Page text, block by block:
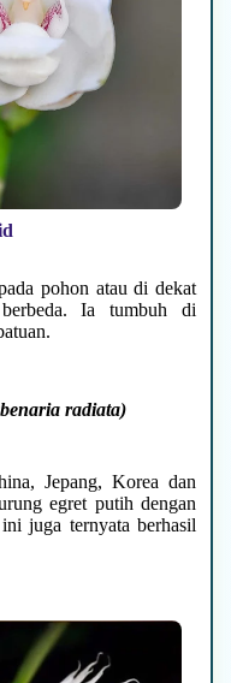
pohon atau di dekat
Ia tumbuh di
radiata)
Jepang, Korea dan
egret putih dengan
juga ternyata berhasil